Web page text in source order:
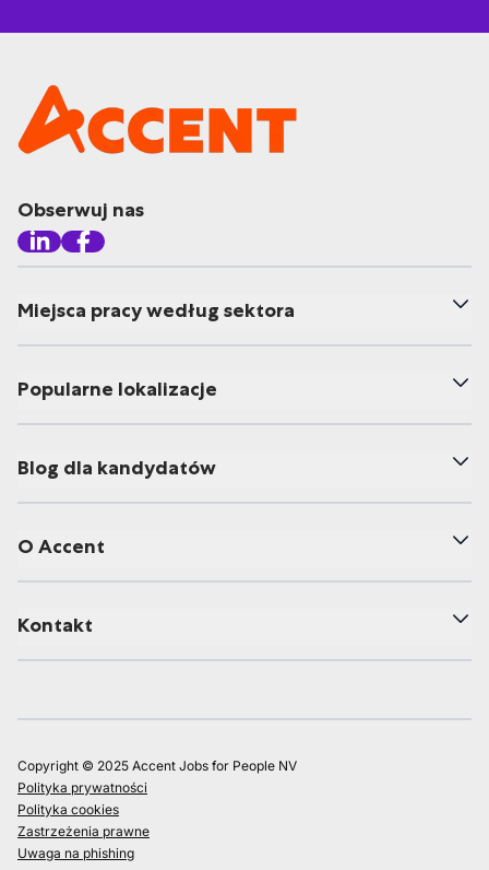
Obserwuj nas
Miejsca pracy według sektora
Popularne lokalizacje
Blog dla kandydatów
O Accent
Kontakt
Copyright © 2025 Accent Jobs for People NV
Polityka prywatności
Polityka cookies
Zastrzeżenia prawne
Uwaga na phishing